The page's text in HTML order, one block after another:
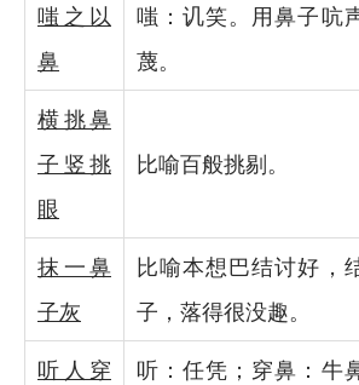
嗤之以
鼻
嗤：讥笑。用鼻子吭
蔑。
横挑鼻
子竖挑
眼
比喻百般挑剔。
抹一鼻
子灰
比喻本想巴结讨好，
子，落得很没趣。
听人穿
听：任凭；穿鼻：牛